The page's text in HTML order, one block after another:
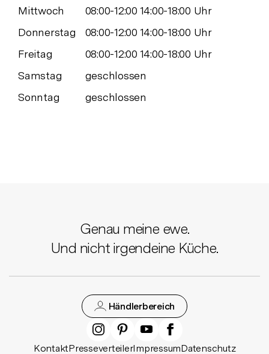
Mittwoch
08:00-12:00 14:00-18:00 Uhr
Donnerstag
08:00-12:00 14:00-18:00 Uhr
Freitag
08:00-12:00 14:00-18:00 Uhr
Samstag
geschlossen
Sonntag
geschlossen
Genau meine ewe.
Und nicht irgendeine Küche.
Händlerbereich
KontaktPresseverteilerImpressumDatenschutz